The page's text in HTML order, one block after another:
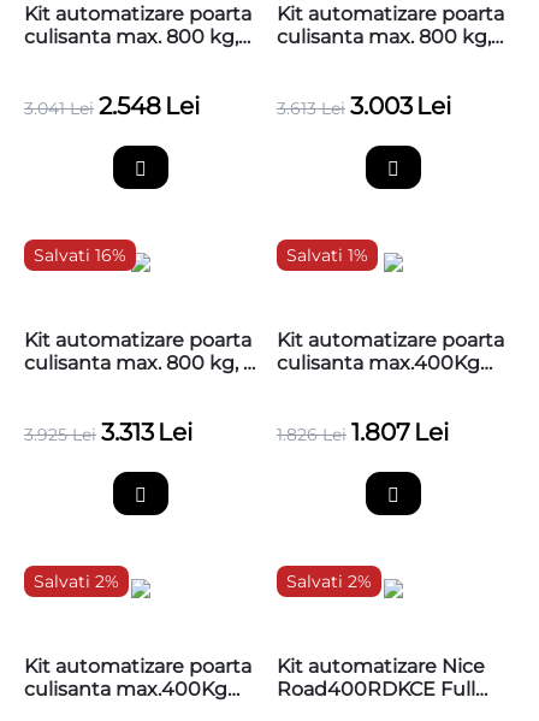
Kit automatizare poarta
culisanta max. 800 kg,
3.041 Lei 2.548 Lei
Kit automatizare poarta
culisanta max. 800 kg,
3.613 Lei 3.003 Lei
Salvati 16%
Kit automatizare poarta
culisanta max. 800 kg, 4
800, RBS800BDKCE
3.925 Lei 3.313 Lei
Salvati 1%
Kit automatizare poarta
culisanta max.400Kg
1.826 Lei 1.807 Lei
Salvati 2%
Kit automatizare poarta
culisanta max.400Kg
Salvati 2%
Kit automatizare Nice
Road400RDKCE Full